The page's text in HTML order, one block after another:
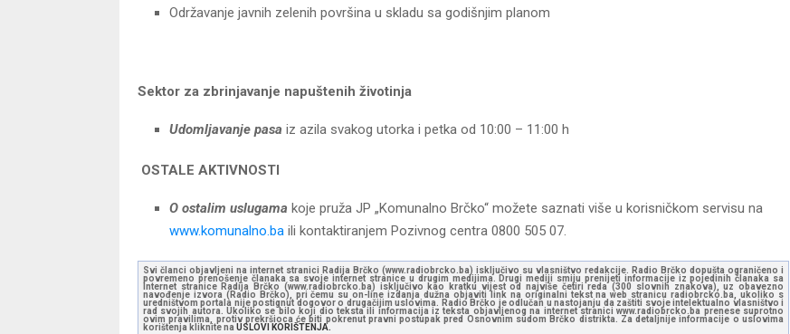
Održavanje javnih zelenih površina u skladu sa godišnjim planom
Sektor za zbrinjavanje napuštenih životinja
Udomljavanje pasa iz azila svakog utorka i petka od 10:00 – 11:00 h
OSTALE AKTIVNOSTI
O ostalim uslugama koje pruža JP „Komunalno Brčko“ možete saznati više u korisničkom servisu na
www.komunalno.ba ili kontaktiranjem Pozivnog centra 0800 505 07.
Svi članci objavljeni na internet stranici Radija Brčko (www.radiobrcko.ba) isključivo su vlasništvo redakcije. Radio Brčko dopušta ograničeno i
povremeno prenošenje članaka sa svoje internet stranice u drugim medijima. Drugi mediji smiju prenijeti informacije iz pojedinih članaka sa
Internet stranice Radija Brčko (www.radiobrcko.ba) isključivo kao kratku vijest od najviše četiri reda (300 slovnih znakova), uz obavezno
navođenje izvora (Radio Brčko), pri čemu su on-line izdanja dužna objaviti link na originalni tekst na web stranicu radiobrcko.ba, ukoliko s
uredništvom portala nije postignut dogovor o drugačijim uslovima. Radio Brčko je odlučan u nastojanju da zaštiti svoje intelektualno vlasništvo i
rad svojih autora. Ukoliko se bilo koji dio teksta ili informacija iz teksta objavljenog na internet stranici www.radiobrcko.ba prenese suprotno
ovim pravilima, protiv prekršioca će biti pokrenut pravni postupak pred Osnovnim sudom Brčko distrikta. Za detaljnije informacije o uslovima
korištenja kliknite naUSLOVI KORIŠTENJA.